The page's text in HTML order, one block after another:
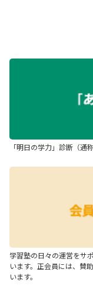
「明日の学力」診断（通
学習塾の日々の運営をサ
います。正会員には、賛
います。